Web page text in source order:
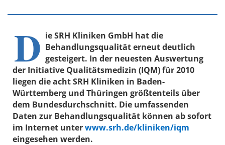
D ie SRH Kliniken GmbH hat die
Behandlungsqualität erneut deutlich
gesteigert. In der neuesten Auswertung
der Initiative Qualitätsmedizin (IQM) für 2010
liegen die acht SRH Kliniken in Baden-
Württemberg und Thüringen größtenteils über
dem Bundesdurchschnitt. Die umfassenden
Daten zur Behandlungsqualität können ab sofort
im Internet unterwww.srh.de/kliniken/iqm
eingesehen werden.